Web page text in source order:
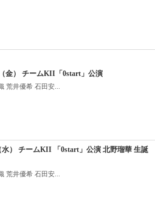
金） チームKII「0start」公演
荒井優希 石田安...
水） チームKII 「0start」公演 北野瑠華 生誕
荒井優希 石田安...